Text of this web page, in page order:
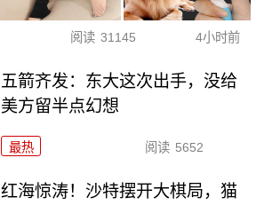
阅读 31145 4小时前
五箭齐发：东大这次出手，没给
美方留半点幻想
最热 阅读 5652
红海惊涛！沙特摆开大棋局，猫